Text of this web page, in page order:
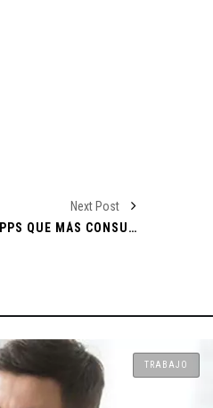
Next Post
TOMA NOTA CON LAS APPS QUE MÁS CONSUMEN LA BATERÍA DE TU CELULAR
TRABAJO